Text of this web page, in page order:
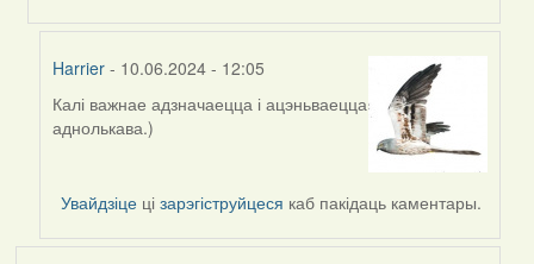
by
Harrier - 10.06.2024 - 12:05
In
reply
SaMANdaS
Калі важнае адзначаецца і ацэньваецца
аднолькава.)
Увайдзіце цізарэгіструйцеся каб пакідаць каментары.